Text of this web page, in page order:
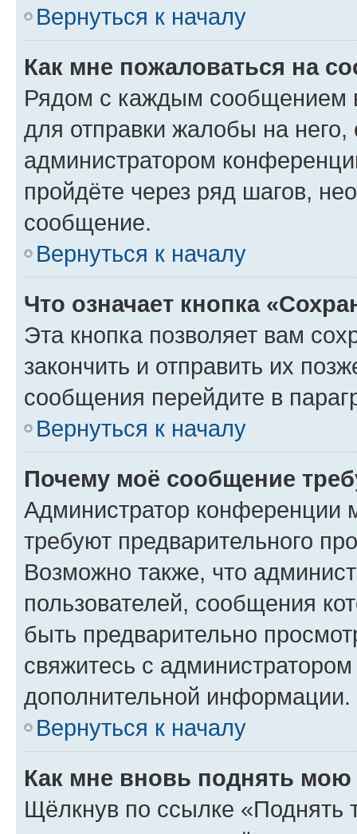
Вернуться к началу
Как мне пожаловаться на
Рядом с каждым сообщением
для отправки жалобы на
администратором
пройдёте через ряд шагов,
сообщение.
Вернуться к началу
Что означает кнопка
Эта кнопка позволяет вам
закончить и отправить их
сообщения перейдите в
Вернуться к началу
Почему моё сообщение
Администратор конференции
требуют предварительного
Возможно также, что
пользователей, сообщения
быть предварительно
свяжитесь с
дополнительной информации.
Вернуться к началу
Как мне вновь поднять мою
Щёлкнув по ссылке «Поднять